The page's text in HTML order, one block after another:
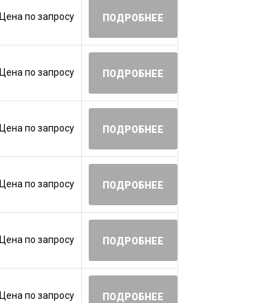
Цена по запросу ПОДРОБНЕЕ
Цена по запросу ПОДРОБНЕЕ
Цена по запросу ПОДРОБНЕЕ
Цена по запросу ПОДРОБНЕЕ
Цена по запросу ПОДРОБНЕЕ
Цена по запросу ПОДРОБНЕЕ